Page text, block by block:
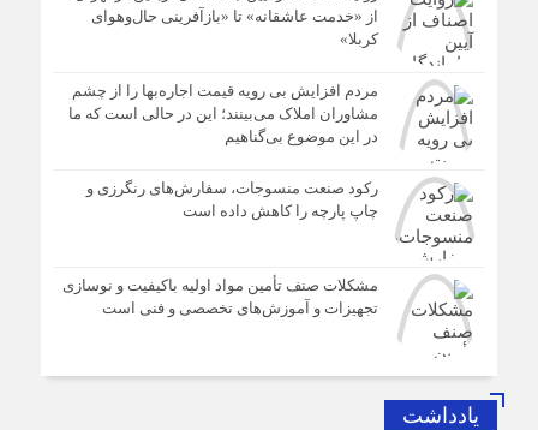
از «خدمت عاشقانه» تا «بازآفرینی حال‌وهوای
کربلا»
مردم افزایش بی رویه قیمت اجاره‌بها را از چشم
مشاوران املاک می‌بینند؛ این در حالی است که ما
در این موضوع بی‌گناهیم
رکود صنعت منسوجات، سفارش‌های رنگرزی و
چاپ پارچه را کاهش داده است
مشکلات صنف تأمین مواد اولیه باکیفیت و نوسازی
تجهیزات و آموزش‌های تخصصی و فنی است
یادداشت